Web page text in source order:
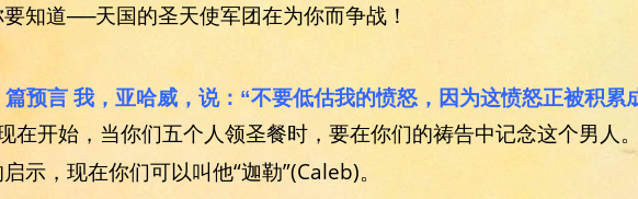
知道──天国的圣天使军团在为你而争战！
篇预言 我，亚哈威，说：“不要低估我的愤怒，因为这愤怒正被积累
在开始，当你们五个人领圣餐时，要在你们的祷告中记念这个男人
示，现在你们可以叫他“迦勒”(Caleb)。